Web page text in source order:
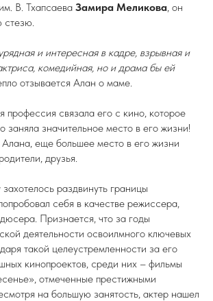
В. Тхапсаева Замира Меликова, он
стезю.
и интересная в кадре, взрывная и
комедийная, но и драма бы ей
отзывается Алан о маме.
профессия связала его с кино, которое
заняла значительное место в его жизни!
еще большее место в его жизни
друзья.
раздвинуть границы
себя в качестве режиссера,
Признается, что за годы
деятельности освоилмного ключевых
такой целеустремленности за его
кинопроектов, среди них – фильмы
отмеченные престижными
на большую занятость, актер нашел